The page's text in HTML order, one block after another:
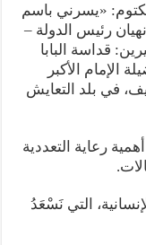
«يسرني باسم
رئيس الدولة –
قداسة البابا
الإمام الأكبر
في بلد التعايش
رعاية التعددية
التي نَسْعَدُ